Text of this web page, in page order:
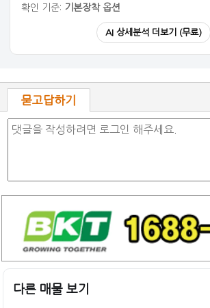
확인 기준: 기본장착 옵션
AI 상세분석 더보기 (무료)
묻고답하기
다른 매물 보기